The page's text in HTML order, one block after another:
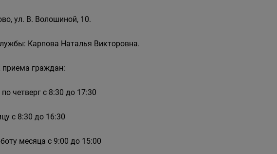
ул. В. Волошиной, 10.
Карпова Наталья Викторовна.
приема граждан:
четверг с 8:30 до 17:30
с 8:30 до 16:30
месяца с 9:00 до 15:00